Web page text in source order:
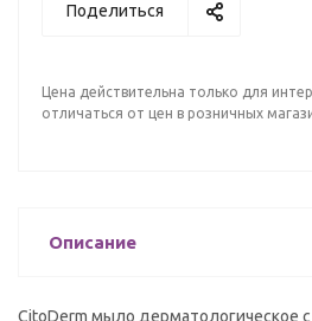
Поделиться
Цена действительна только для
отличаться от цен в розничных
Описание
CitoDerm мыло дерматологическое